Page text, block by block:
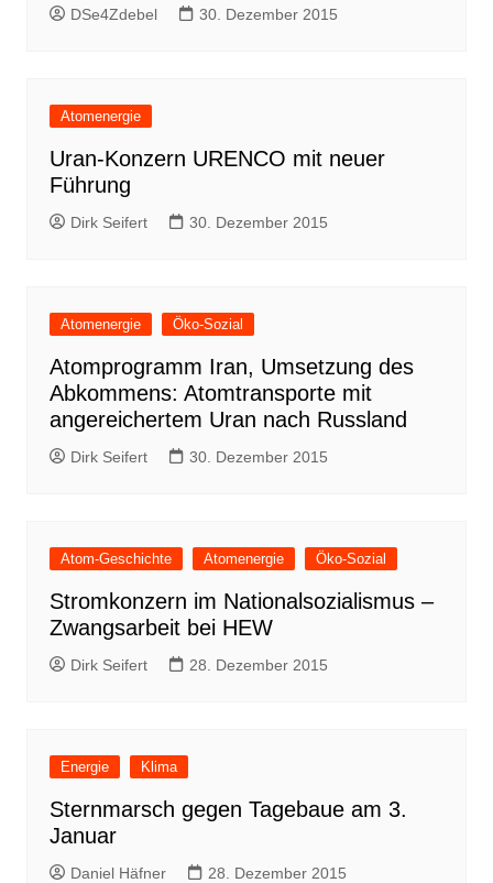
DSe4Zdebel 30. Dezember 2015
Atomenergie
Uran-Konzern URENCO mit neuer
Führung
Dirk Seifert 30. Dezember 2015
Atomenergie Öko-Sozial
Atomprogramm Iran, Umsetzung des
Abkommens: Atomtransporte mit
angereichertem Uran nach Russland
Dirk Seifert 30. Dezember 2015
Atom-Geschichte Atomenergie Öko-Sozial
Stromkonzern im Nationalsozialismus –
Zwangsarbeit bei HEW
Dirk Seifert 28. Dezember 2015
Energie Klima
Sternmarsch gegen Tagebaue am 3.
Januar
Daniel Häfner 28. Dezember 2015